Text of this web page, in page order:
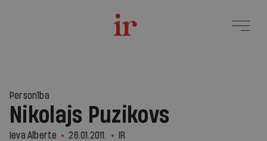
Personība
Nikolajs Puzikovs
Ieva Alberte 26.01.2011. IR